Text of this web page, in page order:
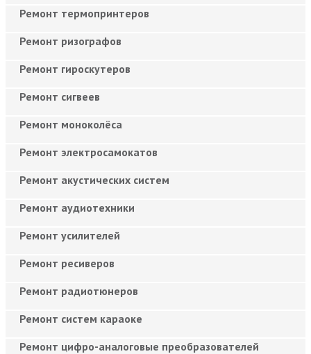
Ремонт термопринтеров
Ремонт ризографов
Ремонт гироскутеров
Ремонт сигвеев
Ремонт моноколёса
Ремонт электросамокатов
Ремонт акустических систем
Ремонт аудиотехники
Ремонт усилителей
Ремонт ресиверов
Ремонт радиотюнеров
Ремонт систем караоке
Ремонт цифро-аналоговые преобразователей